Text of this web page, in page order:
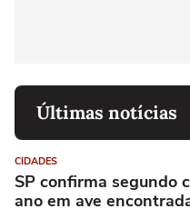
Últimas notícias
CIDADES
SP confirma segundo
ano em ave